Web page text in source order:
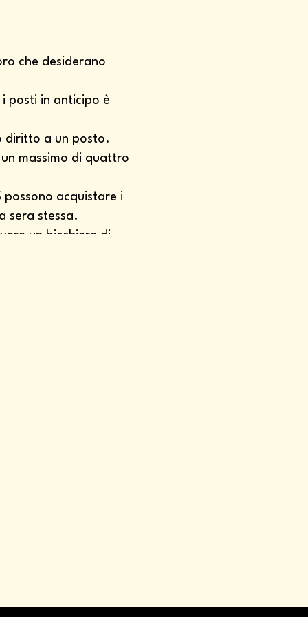
che desiderano
posti in anticipo è
diritto a un posto.
massimo di quattro
possono acquistare i
sera stessa.
un bicchiere di